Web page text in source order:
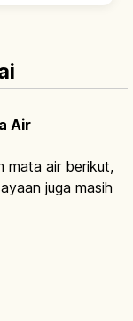
Air
mata air berikut,
juga masih